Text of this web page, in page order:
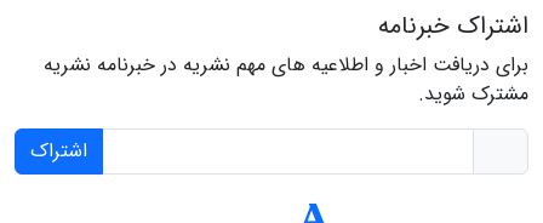
اشتراک خبرنامه
برای دریافت اخبار و اطلاعیه های مهم نشریه در خبرنامه نشریه
مشترک شوید.
اشتراک